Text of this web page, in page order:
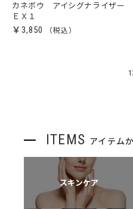
カネボウ アイシグナライザー
ＥＸ１
￥3,850
1
ITEMS アイテム
スキンケア